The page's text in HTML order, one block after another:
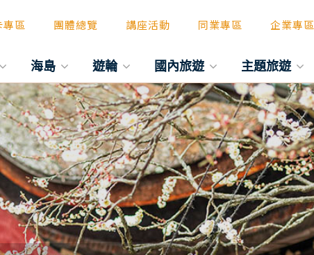
專區 團體總覽 講座活動 同業專區 企業專區
海島 遊輪 國內旅遊 主題旅遊